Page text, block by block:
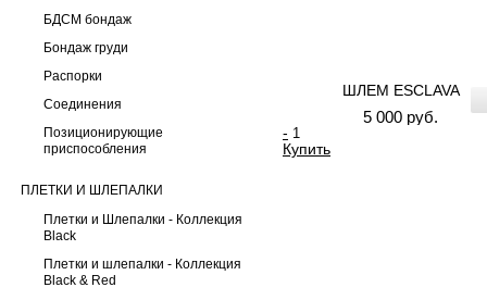
БДСМ бондаж
Бондаж груди
Распорки
Соединения
Позиционирующие
приспособления
ПЛЕТКИ И ШЛЕПАЛКИ
Плетки и Шлепалки - Коллекция
Black
Плетки и шлепалки - Коллекция
Black & Red
ШЛЕМ ESCLAVA
5 000 руб.
-
Купить